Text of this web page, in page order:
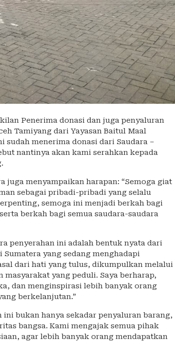
Penerima donasi dan juga penyaluran
Tamiyang dari Yayasan Baitul Maal
sudah menerima donasi dari Saudara –
nantinya akan kami serahkan kepada
juga menyampaikan harapan: “Semoga giat
sebagai pribadi-pribadi yang selalu
semoga ini menjadi berkah bagi
berkah bagi semua saudara-saudara
penyerahan ini adalah bentuk nyata dari
yang sedang menghadapi
dari hati yang tulus, dikumpulkan melalui
yang peduli. Saya berharap,
dan menginspirasi lebih banyak orang
berkelanjutan.”
ini bukan hanya sekadar penyaluran barang,
bangsa. Kami mengajak semua pihak
agar lebih banyak orang mendapatkan